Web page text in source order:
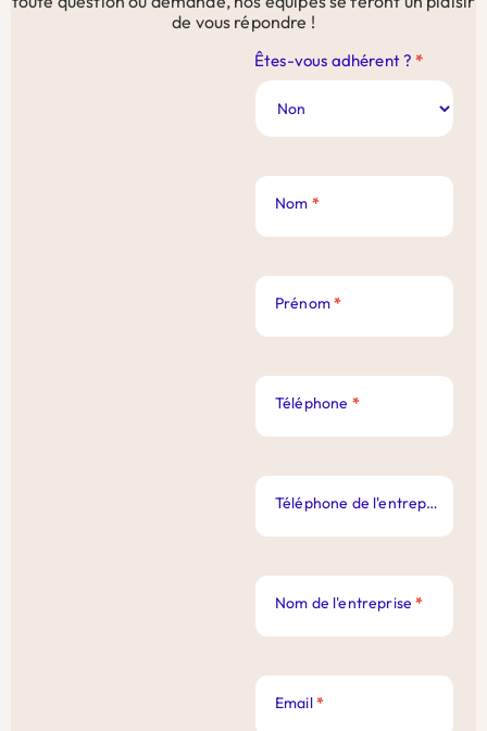
de vous répondre !
Contact
Site
Web
Êtes-vous adhérent ?*
Nom *
Prénom*
Téléphone *
Téléphone de l'entreprise
Nom de l'entreprise*
Email*